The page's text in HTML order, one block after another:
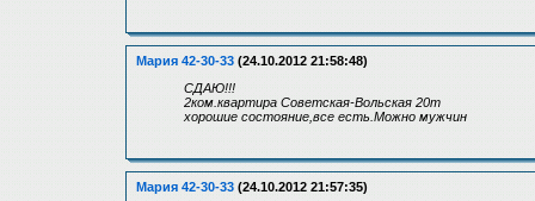
Мария 42-30-33 (24.10.2012 21:58:48)
СДАЮ!!!
2ком.квартира Советская-Вольская 20т
хорошие состояние,все есть.Можно мужчин
Мария 42-30-33 (24.10.2012 21:57:35)